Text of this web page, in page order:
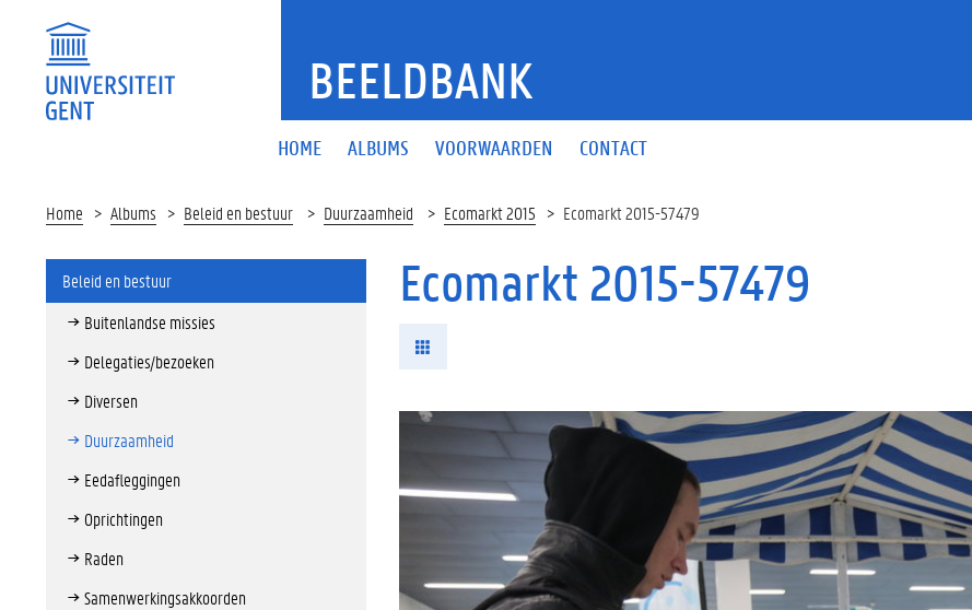
BEELDBANK
HOME ALBUMS VOORWAARDEN CONTACT
Home Albums Beleid en bestuur Duurzaamheid Ecomarkt 2015 Ecomarkt 2015-57479
Beleid en bestuur
Buitenlandse missies
Delegaties/bezoeken
Diversen
Duurzaamheid
Eedafleggingen
Oprichtingen
Raden
Samenwerkingsakkoorden
Ecomarkt 2015-57479